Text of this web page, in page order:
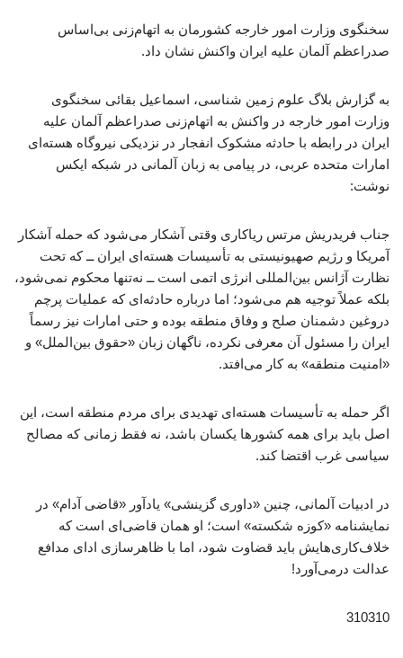
سخنگوی وزارت امور خارجه کشورمان به اتهام‌زنی بی‌اساس
صدراعظم آلمان علیه ایران واکنش نشان داد.
به گزارش بلاگ علوم زمین شناسی، اسماعیل بقائی سخنگوی
وزارت امور خارجه در واکنش به اتهام‌زنی صدراعظم آلمان علیه
ایران در رابطه با حادثه مشکوک انفجار در نزدیکی نیروگاه‌ هسته‌ای
امارات متحده عربی، در پیامی به زبان آلمانی در شبکه ایکس
نوشت:
جناب فریدریش مرتس ریاکاری وقتی آشکار می‌شود که حمله آشکار
آمریکا و رژیم صهیونیستی به تأسیسات هسته‌ای ایران ــ که تحت
نظارت آژانس بین‌المللی انرژی اتمی است ــ نه‌تنها محکوم نمی‌شود،
بلکه عملاً توجیه هم می‌شود؛ اما درباره حادثه‌ای که عملیات پرچم
دروغین دشمنان صلح و وفاق منطقه بوده و حتی امارات نیز رسماً
ایران را مسئول آن معرفی نکرده، ناگهان زبان «حقوق بین‌الملل» و
«امنیت منطقه» به کار می‌افتد.
اگر حمله به تأسیسات هسته‌ای تهدیدی برای مردم منطقه است، این
اصل باید برای همه کشورها یکسان باشد، نه فقط زمانی که مصالح
سیاسی غرب اقتضا کند.
در ادبیات آلمانی، چنین «داوری گزینشی» یادآور «قاضی آدام» در
نمایشنامه «کوزه شکسته» است؛ او همان قاضی‌ای است که
خلاف‌کاری‌هایش باید قضاوت شود، اما با ظاهرسازی ادای مدافع
عدالت درمی‌آورد!
310310